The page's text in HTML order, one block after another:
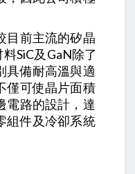
目前主流的矽晶
SiC及GaN除了
具備耐高溫與適
僅可使晶片面積
電路的設計，達
組件及冷卻系統